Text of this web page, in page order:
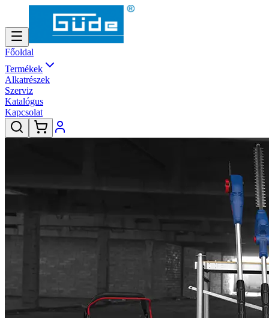
Főoldal
Termékek
Alkatrészek
Szerviz
Katalógus
Kapcsolat